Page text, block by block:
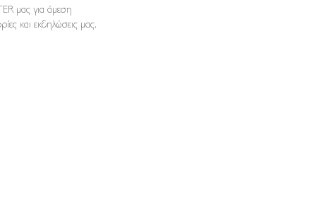
μας για άμεση
και εκδηλώσεις μας.